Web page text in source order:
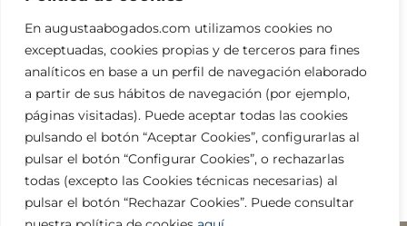
En augustaabogados.com utilizamos cookies no
exceptuadas, cookies propias y de terceros para fines
analíticos en base a un perfil de navegación elaborado
a partir de sus hábitos de navegación (por ejemplo,
páginas visitadas). Puede aceptar todas las cookies
pulsando el botón “Aceptar Cookies”, configurarlas al
pulsar el botón “Configurar Cookies”, o rechazarlas
todas (excepto las Cookies técnicas necesarias) al
pulsar el botón “Rechazar Cookies”. Puede consultar
RELLENA EL FORMULARIO
info@augustaabogados.com